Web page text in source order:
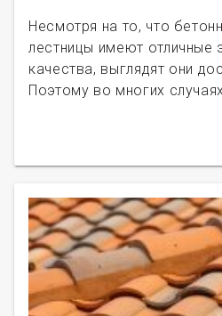
Несмотря на то, что
лестницы имеют отличные
качества, выглядят они
Поэтому во многих